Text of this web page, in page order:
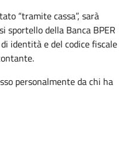
“tramite cassa”, sarà
sportello della Banca BPER
identità e del codice fiscale
personalmente da chi ha